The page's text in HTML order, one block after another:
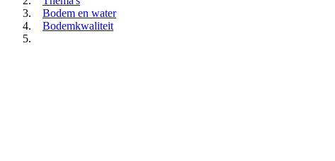
Bodem en water
Bodemkwaliteit